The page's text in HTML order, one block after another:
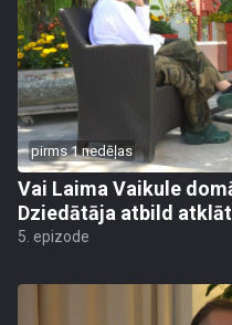
pirms 1 nedēļas
Vai Laima Vaikule
Dziedātāja atbild
5. epizode